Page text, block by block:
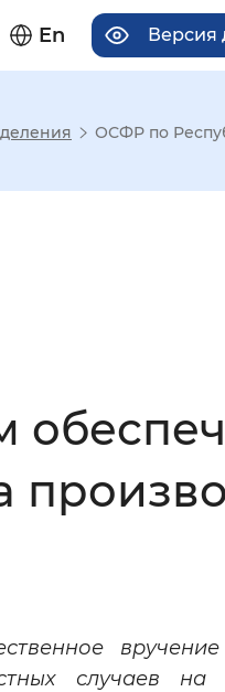
En Версия
ОСФР по
вручение
случаев на